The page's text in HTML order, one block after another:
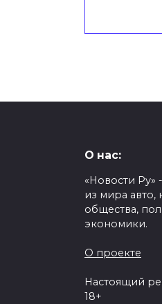
О нас:
«Новости
из мира авто,
общества,
экономики.
О проекте
Настоящий
18+